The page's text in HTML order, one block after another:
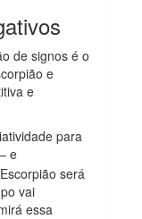
de signos é o
e
e
para
– e
será
vai
essa